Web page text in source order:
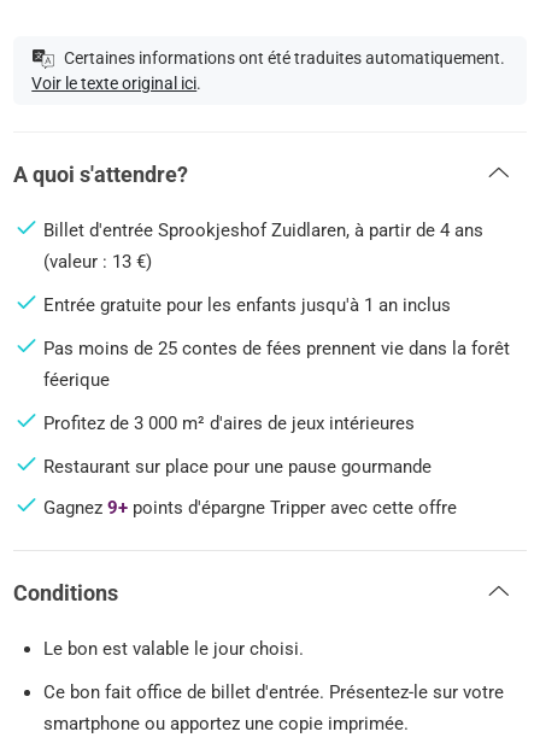
Certaines informations ont été traduites automatiquement.
Voir le texte original ici.
A quoi s'attendre?
Billet d'entrée Sprookjeshof Zuidlaren, à partir de 4 ans
(valeur : 13 €)
Entrée gratuite pour les enfants jusqu'à 1 an inclus
Pas moins de 25 contes de fées prennent vie dans la forêt
féerique
Profitez de 3 000 m² d'aires de jeux intérieures
Restaurant sur place pour une pause gourmande
Gagnez9+ points d'épargne Tripper avec cette offre
Conditions
Le bon est valable le jour choisi.
Ce bon fait office de billet d'entrée. Présentez-le sur votre
smartphone ou apportez une copie imprimée.